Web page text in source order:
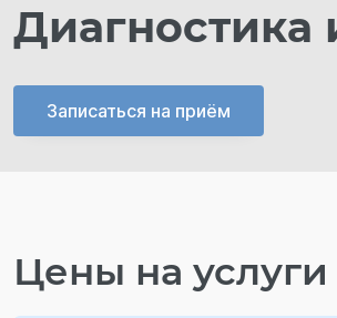
Диагностика
Записаться на приём
Цены на услуги